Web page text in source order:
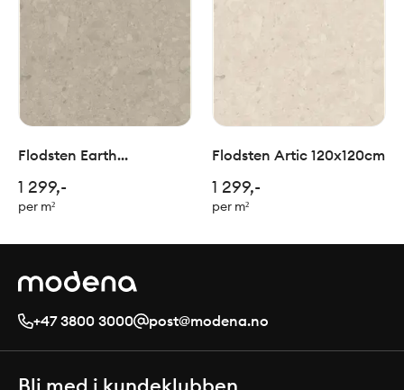
Flodsten Earth
1 299,-
per m²
Flodsten Artic 120x120cm
1 299,-
per m²
+47 3800 3000 post@modena.no